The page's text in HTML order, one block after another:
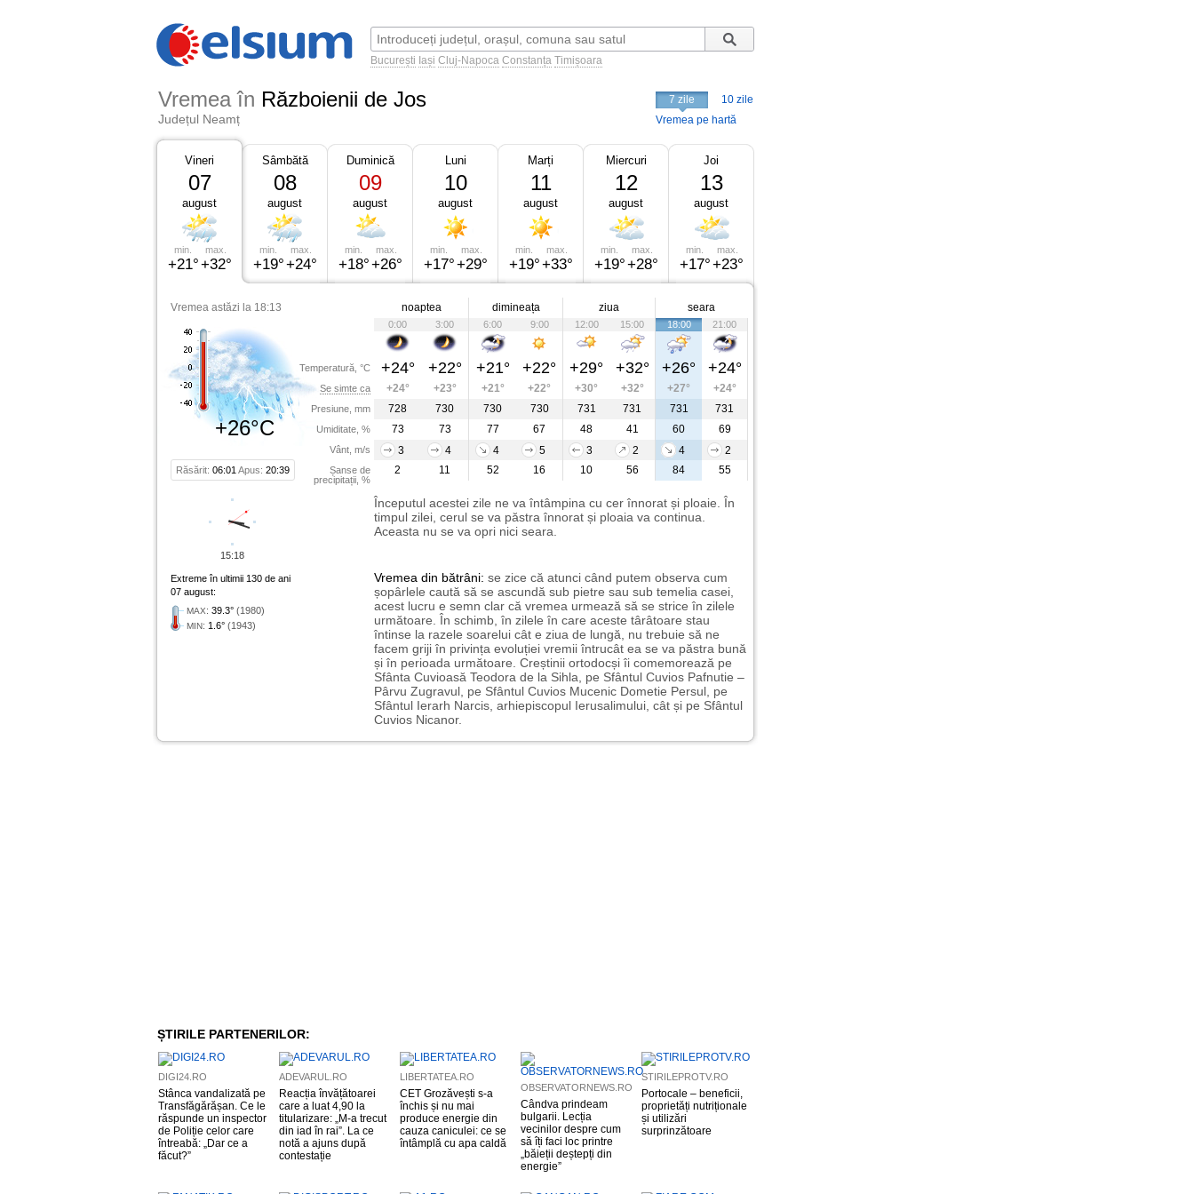
București Iași Cluj-Napoca Constanța Timișoara
Vremea în Războienii de Jos
Județul Neamț
7 zile
10 zile
Vremea pe hartă
Vineri
07
august
min.
+21°
max.
+32°
Sâmbătă
08
august
min.
+19°
max.
+24°
Duminică
09
august
min.
+18°
max.
+26°
Luni
10
august
min.
+17°
max.
+29°
Marți
11
august
min.
+19°
max.
+33°
Miercuri
12
august
min.
+19°
max.
+28°
Joi
13
august
min.
+17°
max.
+23°
Vremea astăzi la 18:13
+26°C
Răsărit: 06:01 Apus: 20:39
Temperatură, °C
Se simte ca
Presiune, mm
Umiditate, %
Vânt, m/s
Șanse de
precipitații, %
noaptea dimineața ziua seara
0:00 3:00 6:00 9:00 12:00 15:00 18:00 21:00
+24° +22° +21° +22° +29° +32° +26° +24°
+24° +23° +21° +22° +30° +32° +27°
+24°
728
730 730 730 731 731 731
731
73
73 77 67 48 41 60
69
3
4 4 5 3 2 4
2
2
11 52 16 10 56 84 55
Începutul acestei zile ne va întâmpina cu cer înnorat și ploaie. În
timpul zilei, cerul se va păstra înnorat și ploaia va continua.
Aceasta nu se va opri nici seara.
Extreme în ultimii 130 de ani
07 august:
MAX: 39.3° (1980)
MIN: 1.6° (1943)
Vremea din bătrâni: se zice că atunci când putem observa cum
șopârlele caută să se ascundă sub pietre sau sub temelia casei,
acest lucru e semn clar că vremea urmează să se strice în zilele
următoare. În schimb, în zilele în care aceste târâtoare stau
întinse la razele soarelui cât e ziua de lungă, nu trebuie să ne
facem griji în privința evoluției vremii întrucât ea se va păstra bună
și în perioada următoare. Creștinii ortodocși îi comemorează pe
Sfânta Cuvioasă Teodora de la Sihla, pe Sfântul Cuvios Pafnutie –
Pârvu Zugravul, pe Sfântul Cuvios Mucenic Dometie Persul, pe
Sfântul Ierarh Narcis, arhiepiscopul Ierusalimului, cât și pe Sfântul
Cuvios Nicanor.
15:18
ȘTIRILE PARTENERILOR:
DIGI24.RO
Stânca vandalizată pe
Transfăgărășan. Ce le
răspunde un inspector
de Poliție celor care
întreabă: „Dar ce a
făcut?”
ADEVARUL.RO
Reacția învățătoarei
care a luat 4,90 la
titularizare: „M-a trecut
din iad în rai”. La ce
notă a ajuns după
contestație
LIBERTATEA.RO
CET Grozăvești s-a
închis și nu mai
produce energie din
cauza caniculei: ce se
întâmplă cu apa caldă
OBSERVATORNEWS.RO
Cândva prindeam
bulgarii. Lecția
vecinilor despre cum
să îți faci loc printre
„băieții deștepți din
energie”
STIRILEPROTV.RO
Portocale – beneficii,
proprietăți nutriționale
și utilizări
surprinzătoare